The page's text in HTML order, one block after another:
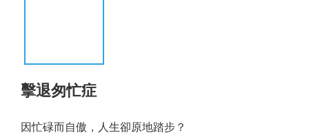
擊退匆忙症
因忙碌而自傲，人生卻原地踏步？